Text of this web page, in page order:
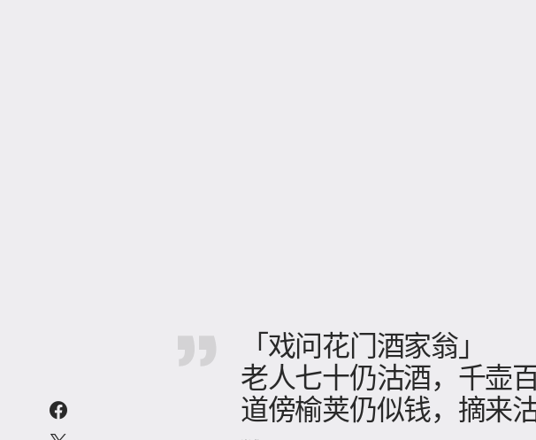
「戏问花门酒家翁」
老人七十仍沽酒，千壶
道傍榆荚仍似钱，摘来